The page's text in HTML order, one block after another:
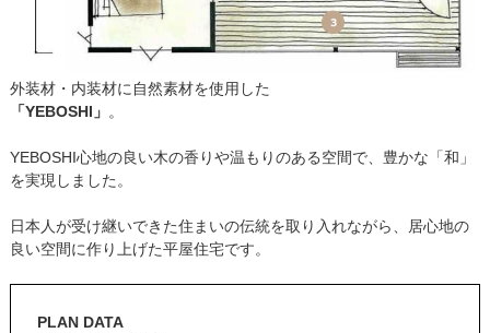
外装材・内装材に自然素材を使用した
「YEBOSHI」 。
YEBOSHI心地の良い木の香りや温もりのある空間で、豊かな「和」
を実現しました。
日本人が受け継いできた住まいの伝統を取り入れながら、居心地の
良い空間に作り上げた平屋住宅です。
PLAN DATA